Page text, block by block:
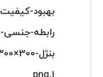
بهبود-کیفیت-
رابطه-جنسی-
بنژل-300×300-